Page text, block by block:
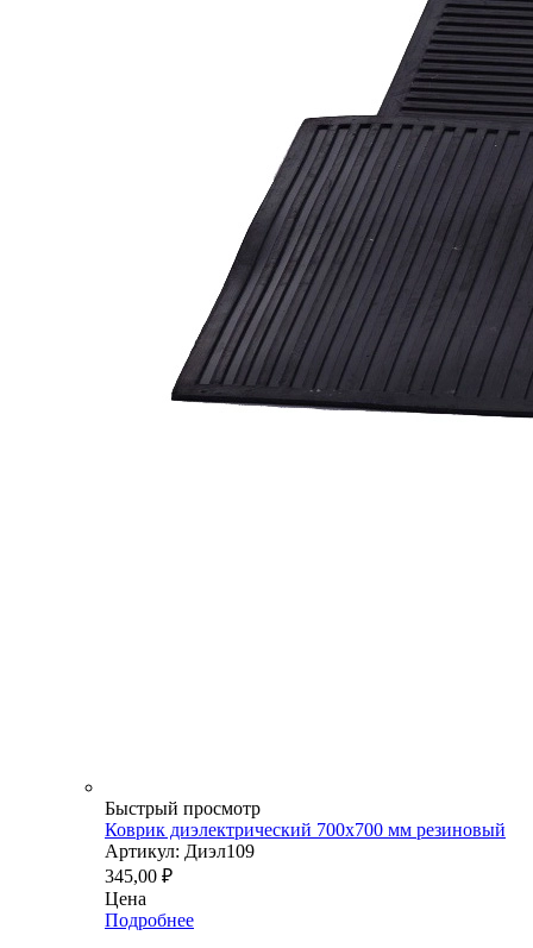
Быстрый просмотр
Коврик диэлектрический 700х700 мм резиновый
Артикул: Диэл109
345,00 ₽
Цена
Подробнее